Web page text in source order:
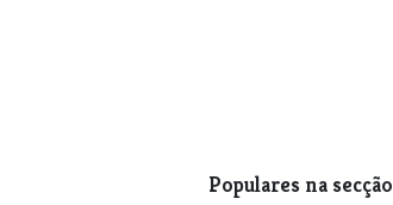
Populares na secção